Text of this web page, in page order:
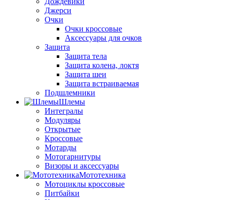
Джерси
Очки
Очки кроссовые
Аксессуары для очков
Защита
Защита тела
Защита колена, локтя
Защита шеи
Защита встраиваемая
Подшлемники
Шлемы
Интегралы
Модуляры
Открытые
Кроссовые
Мотарды
Мотогарнитуры
Визоры и аксессуары
Мототехника
Мотоциклы кроссовые
Питбайки